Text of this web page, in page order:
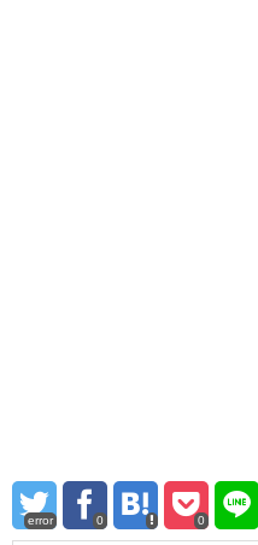
error 0 0